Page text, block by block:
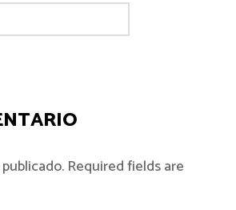
Required fields are